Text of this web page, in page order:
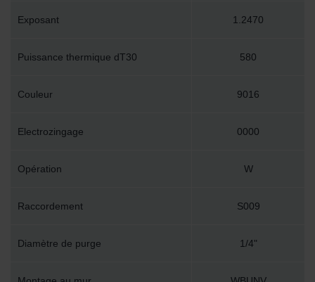
Exposant 1.2470
Puissance thermique dT30 580
Couleur 9016
Electrozingage 0000
Opération W
Raccordement S009
Diamètre de purge 1/4"